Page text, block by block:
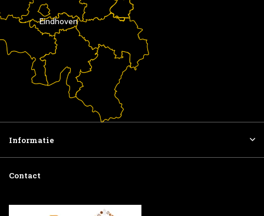
Eindhoven
Informatie
Contact